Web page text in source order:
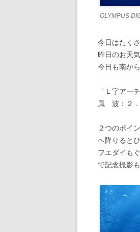
OLYMPUS
今日はたく
昨日のお天
今日も南か
「Ｌ字ア
風 波：２
２つのポイ
へ降りると
フエダイも
で記念撮影